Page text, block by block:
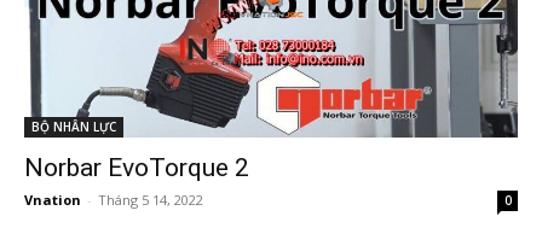
BỘ NHÂN LỰC
Norbar EvoTorque 2
Vnation - Tháng 5 14, 2022 0